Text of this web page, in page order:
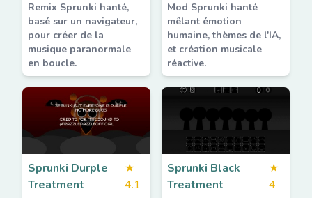
Remix Sprunki hanté,
basé sur un navigateur,
pour créer de la
musique paranormale
en boucle.
Mod Sprunki hanté
mêlant émotion
humaine, thèmes de l'IA,
et création musicale
réactive.
Sprunki Durple
Treatment
★
4.1
Sprunki Black
Treatment
★
4